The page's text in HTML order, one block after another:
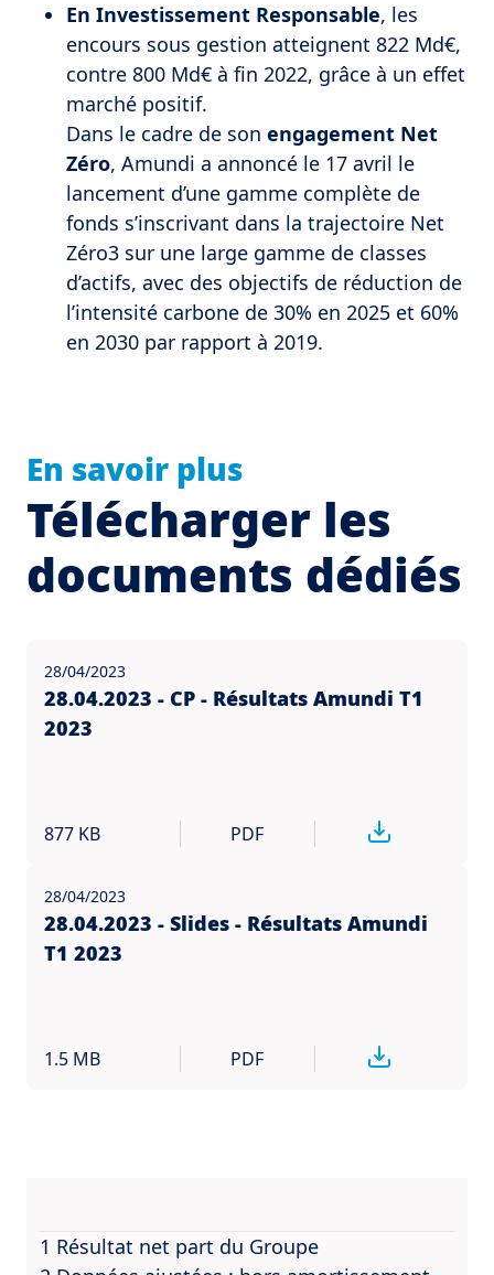
En Investissement Responsable, les
encours sous gestion atteignent 822 Md€,
contre 800 Md€ à fin 2022, grâce à un effet
marché positif.
Dans le cadre de son engagement Net
Zéro, Amundi a annoncé le 17 avril le
lancement d’une gamme complète de
fonds s’inscrivant dans la trajectoire Net
Zéro3 sur une large gamme de classes
d’actifs, avec des objectifs de réduction de
l’intensité carbone de 30% en 2025 et 60%
en 2030 par rapport à 2019.
En savoir plus
Télécharger les
documents dédiés
28/04/2023
28.04.2023 - CP - Résultats Amundi T1
2023
877 KB PDF
28/04/2023
28.04.2023 - Slides - Résultats Amundi
T1 2023
1.5 MB PDF
1 Résultat net part du Groupe